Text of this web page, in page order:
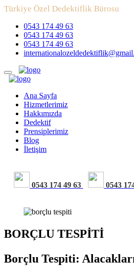
Türkiye Özel Dedektiflik Bürosu
0543 174 49 63
0543 174 49 63
0543 174 49 63
Ana Sayfa
Hizmetlerimiz
Hakkımızda
Dedektif
Prensiplerimiz
Blog
İletişim
0543 174 49 63 0543
BORÇLU TESPİTİ
Borçlu Tespiti: